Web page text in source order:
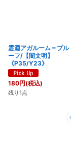
霊淵アガルーム＝プル
ーフ/【闇文明】
《P35/Y23》
180円(税込)
残り1点